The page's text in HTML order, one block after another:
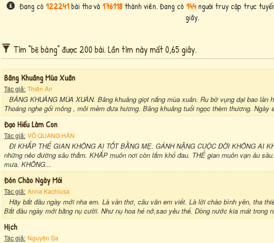
Đang có 122241bài thơ và 176118thành viên. Đang có 144người truy cập trực
giây.
Tìm "bẽ bàng" được 200 bài. Lần tìm này mất 0,65 giây.
Bâng Khuâng Mùa Xuân
Tác giả: Thiên Ân
BÂNG KHUÂNG MÙA XUÂN. Bâng khuâng giọt nắng mùa xuân. Ru bờ vụng dại bao lần
Thoáng nghe gối mỏng , môi mềm đưa hương. Bâng khuâng tuổi ngọc thèm thương.
Đạo Hiếu Làm Con
Tác giả: VÕ QUANG HÂN
ĐI KHẮP THẾ GIAN KHÔNG AI TỐT BẰNG MẸ. GÁNH NẶNG CUỘC ĐỜI KHÔNG AI
những nẻo đường sâu thẳm. KHẮP muôn nơi còn lắm khổ đau. THẾ gian muôn vạn âu
mưa. KHÔNG...
Đón Chào Ngày Mới
Tác giả: Anna Kachiusa
Hãy bắt đầu ngày mới nha em. Là vần thơ, câu văn em viết. Là lời chào bình yên, tha
Bắt đầu ngày mới bằng nụ cười. Như nụ hoa hé nở,sao yêu thế. Dòng nước kia mát trong
Hịch
Tác giả: Nguyên Sa